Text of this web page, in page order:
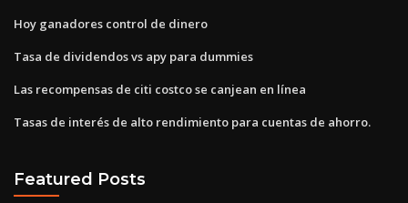
Hoy ganadores control de dinero
Tasa de dividendos vs apy para dummies
Las recompensas de citi costco se canjean en línea
Tasas de interés de alto rendimiento para cuentas de ahorro.
Featured Posts